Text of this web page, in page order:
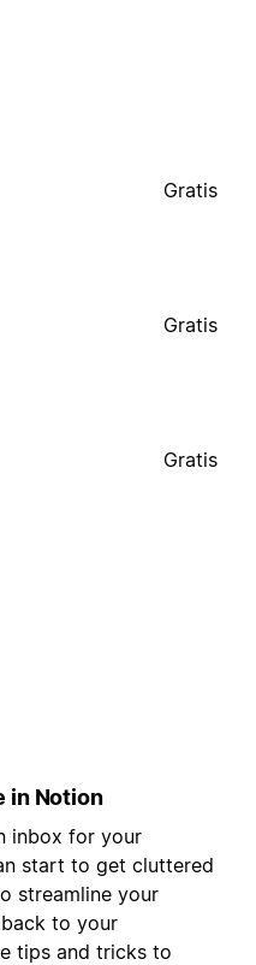
Gratis
Gratis
Gratis
in Notion
inbox for your
start to get cluttered
streamline your
to your
tips and tricks to